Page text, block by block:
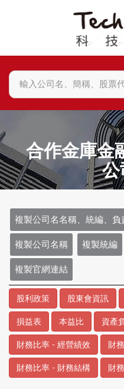
合作金庫金
複製公司名名稱、統編、負
複製公司名稱 複製統編
複製官網連結
股利政策 股東會資訊
損益表 本益比 資產
財務比率 - 經營績效 財
財務比率 - 財務結構 財